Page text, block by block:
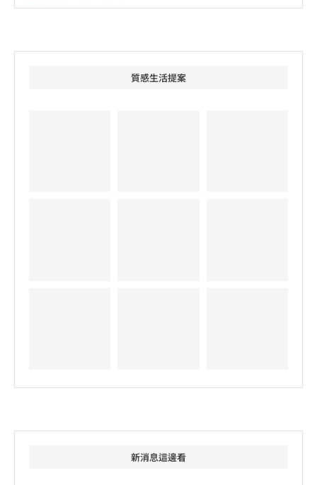
質感生活提案
新消息這邊看